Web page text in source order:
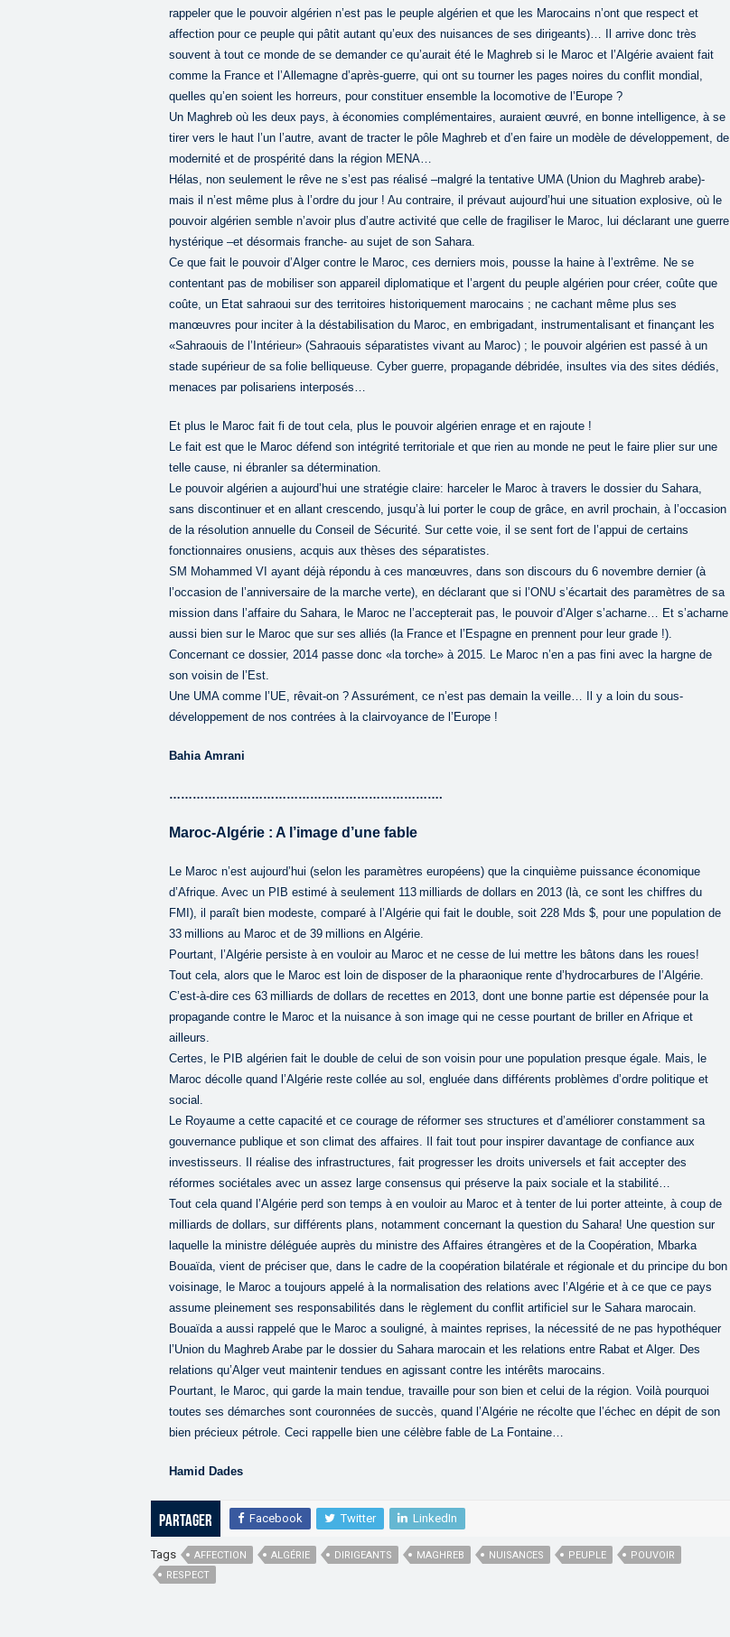
rappeler que le pouvoir algérien n’est pas le peuple algérien et que les Marocains n’ont que respect et
affection pour ce peuple qui pâtit autant qu’eux des nuisances de ses dirigeants)… Il arrive donc très
souvent à tout ce monde de se demander ce qu’aurait été le Maghreb si le Maroc et l’Algérie avaient fait
comme la France et l’Allemagne d’après-guerre, qui ont su tourner les pages noires du conflit mondial,
quelles qu’en soient les horreurs, pour constituer ensemble la locomotive de l’Europe ?
Un Maghreb où les deux pays, à économies complémentaires, auraient œuvré, en bonne intelligence, à se
tirer vers le haut l’un l’autre, avant de tracter le pôle Maghreb et d’en faire un modèle de développement, de
modernité et de prospérité dans la région MENA…
Hélas, non seulement le rêve ne s’est pas réalisé –malgré la tentative UMA (Union du Maghreb arabe)-
mais il n’est même plus à l’ordre du jour ! Au contraire, il prévaut aujourd’hui une situation explosive, où le
pouvoir algérien semble n’avoir plus d’autre activité que celle de fragiliser le Maroc, lui déclarant une guerre
hystérique –et désormais franche- au sujet de son Sahara.
Ce que fait le pouvoir d’Alger contre le Maroc, ces derniers mois, pousse la haine à l’extrême. Ne se
contentant pas de mobiliser son appareil diplomatique et l’argent du peuple algérien pour créer, coûte que
coûte, un Etat sahraoui sur des territoires historiquement marocains ; ne cachant même plus ses
manœuvres pour inciter à la déstabilisation du Maroc, en embrigadant, instrumentalisant et finançant les
«Sahraouis de l’Intérieur» (Sahraouis séparatistes vivant au Maroc) ; le pouvoir algérien est passé à un
stade supérieur de sa folie belliqueuse. Cyber guerre, propagande débridée, insultes via des sites dédiés,
menaces par polisariens interposés…
Et plus le Maroc fait fi de tout cela, plus le pouvoir algérien enrage et en rajoute !
Le fait est que le Maroc défend son intégrité territoriale et que rien au monde ne peut le faire plier sur une
telle cause, ni ébranler sa détermination.
Le pouvoir algérien a aujourd’hui une stratégie claire: harceler le Maroc à travers le dossier du Sahara,
sans discontinuer et en allant crescendo, jusqu’à lui porter le coup de grâce, en avril prochain, à l’occasion
de la résolution annuelle du Conseil de Sécurité. Sur cette voie, il se sent fort de l’appui de certains
fonctionnaires onusiens, acquis aux thèses des séparatistes.
SM Mohammed VI ayant déjà répondu à ces manœuvres, dans son discours du 6 novembre dernier (à
l’occasion de l’anniversaire de la marche verte), en déclarant que si l’ONU s’écartait des paramètres de sa
mission dans l’affaire du Sahara, le Maroc ne l’accepterait pas, le pouvoir d’Alger s’acharne… Et s’acharne
aussi bien sur le Maroc que sur ses alliés (la France et l’Espagne en prennent pour leur grade !).
Concernant ce dossier, 2014 passe donc «la torche» à 2015. Le Maroc n’en a pas fini avec la hargne de
son voisin de l’Est.
Une UMA comme l’UE, rêvait-on ? Assurément, ce n’est pas demain la veille… Il y a loin du sous-
développement de nos contrées à la clairvoyance de l’Europe !
Bahia Amrani
…………………………………………………………….
Maroc-Algérie : A l’image d’une fable
Le Maroc n’est aujourd’hui (selon les paramètres européens) que la cinquième puissance économique
d’Afrique. Avec un PIB estimé à seulement 113 milliards de dollars en 2013 (là, ce sont les chiffres du
FMI), il paraît bien modeste, comparé à l’Algérie qui fait le double, soit 228 Mds $, pour une population de
33 millions au Maroc et de 39 millions en Algérie.
Pourtant, l’Algérie persiste à en vouloir au Maroc et ne cesse de lui mettre les bâtons dans les roues!
Tout cela, alors que le Maroc est loin de disposer de la pharaonique rente d’hydrocarbures de l’Algérie.
C’est-à-dire ces 63 milliards de dollars de recettes en 2013, dont une bonne partie est dépensée pour la
propagande contre le Maroc et la nuisance à son image qui ne cesse pourtant de briller en Afrique et
ailleurs.
Certes, le PIB algérien fait le double de celui de son voisin pour une population presque égale. Mais, le
Maroc décolle quand l’Algérie reste collée au sol, engluée dans différents problèmes d’ordre politique et
social.
Le Royaume a cette capacité et ce courage de réformer ses structures et d’améliorer constamment sa
gouvernance publique et son climat des affaires. Il fait tout pour inspirer davantage de confiance aux
investisseurs. Il réalise des infrastructures, fait progresser les droits universels et fait accepter des
réformes sociétales avec un assez large consensus qui préserve la paix sociale et la stabilité…
Tout cela quand l’Algérie perd son temps à en vouloir au Maroc et à tenter de lui porter atteinte, à coup de
milliards de dollars, sur différents plans, notamment concernant la question du Sahara! Une question sur
laquelle la ministre déléguée auprès du ministre des Affaires étrangères et de la Coopération, Mbarka
Bouaïda, vient de préciser que, dans le cadre de la coopération bilatérale et régionale et du principe du bon
voisinage, le Maroc a toujours appelé à la normalisation des relations avec l’Algérie et à ce que ce pays
assume pleinement ses responsabilités dans le règlement du conflit artificiel sur le Sahara marocain.
Bouaïda a aussi rappelé que le Maroc a souligné, à maintes reprises, la nécessité de ne pas hypothéquer
l’Union du Maghreb Arabe par le dossier du Sahara marocain et les relations entre Rabat et Alger. Des
relations qu’Alger veut maintenir tendues en agissant contre les intérêts marocains.
Pourtant, le Maroc, qui garde la main tendue, travaille pour son bien et celui de la région. Voilà pourquoi
toutes ses démarches sont couronnées de succès, quand l’Algérie ne récolte que l’échec en dépit de son
bien précieux pétrole. Ceci rappelle bien une célèbre fable de La Fontaine…
Hamid Dades
Partager Facebook Twitter LinkedIn
Tags AFFECTION ALGÉRIE DIRIGEANTS MAGHREB NUISANCES PEUPLE
POUVOIR
RESPECT